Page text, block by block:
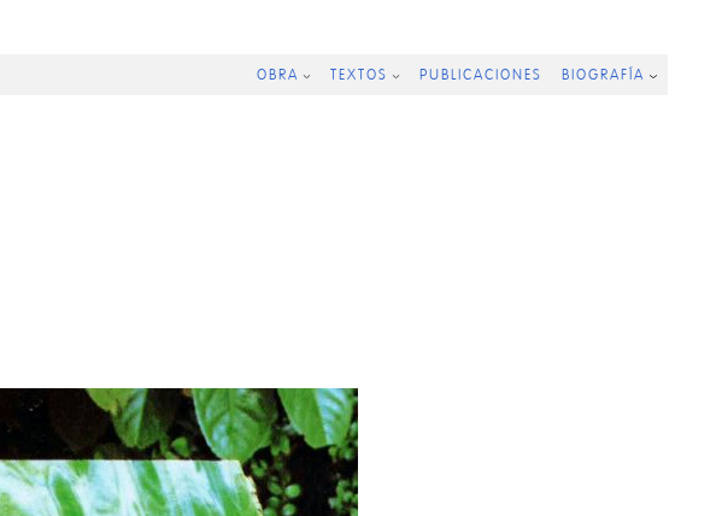
OBRA TEXTOS PUBLICACIONES BIOGRAFÍA